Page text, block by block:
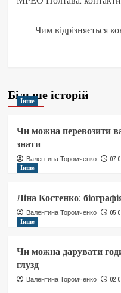
navigation
Чим відрізняється
Більше історій
Інше
Чи можна перевозити
знати
Валентина Торомченко
Інше
Ліна Костенко:
Валентина Торомченко
Інше
Чи можна дарувати
глузд
Валентина Торомченко